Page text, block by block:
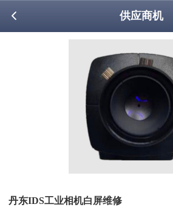
供应商机
丹东IDS工业相机白屏维修